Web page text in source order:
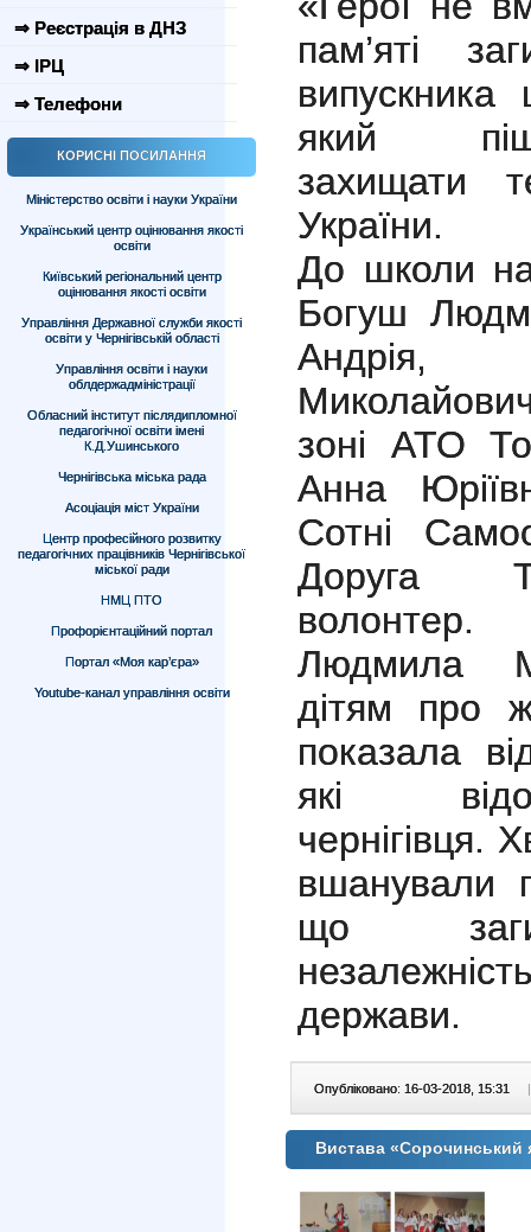
⇒ Реєстрація в ДНЗ
⇒ ІРЦ
⇒ Телефони
КОРИСНІ ПОСИЛАННЯ
Міністерство освіти і науки України
Український центр оцінювання якості
освіти
Київський регіональний центр
оцінювання якості освіти
Управління Державної служби якості
освіти у Чернігівській області
Управління освіти і науки
облдержадміністрації
Обласний інститут післядипломної
педагогічної освіти імені
К.Д.Ушинського
Чернігівська міська рада
Асоціація міст України
Центр професійного розвитку
педагогічних працівників Чернігівської
міської ради
НМЦ ПТО
Профорієнтаційний портал
Портал «Моя кар’єра»
Youtube-канал управління освіти
пам’яті
який
захищати
України.
До школи на
Богуш
Андрія,
зоні АТО
Анна
Сотні
Доруга
волонтер.
Людмила
дітям про
показала
які
чернігівця.
вшанували
що
держави.
Опубліковано: 16-03-2018, 15:31 |
Вистава